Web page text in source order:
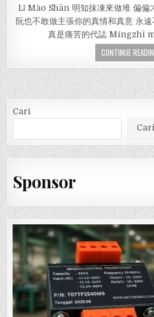
Lǐ Mào Shān 明知抹凍來做堆 偏偏
阮也不敢做主張你的真情和真意 永
真是痛苦的代誌 Míngzhī
CONTINUE
Cari
Cari
Sponsor